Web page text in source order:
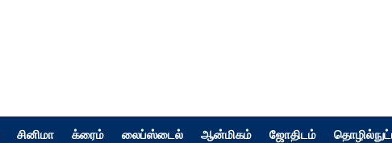
சினிமா க்ரைம் லைப்ஸ்டைல் ஆன்மிகம் ஜோதிடம்